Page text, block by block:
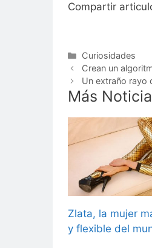
Compartir
Categorías
Curiosidades
Crean un
Un extraño rayo
Más
Zlata, la mujer
y flexible del